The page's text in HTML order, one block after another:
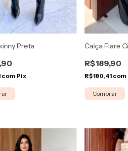
Preta
com Pix
Calça Flare
R$189,90
R$180,41 com
Comprar